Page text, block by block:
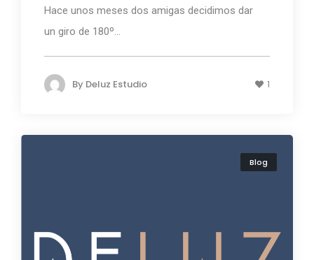
Hace unos meses dos amigas decidimos dar
un giro de 180º...
By Deluz Estudio 1
Blog